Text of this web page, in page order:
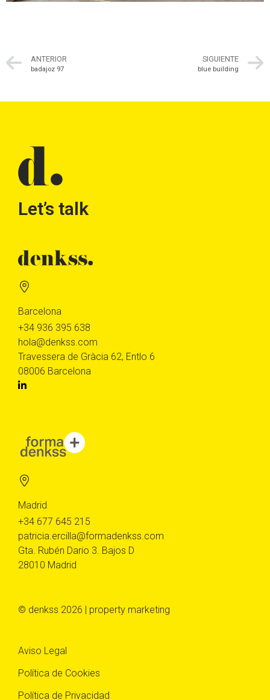
ANTERIOR
badajoz 97
SIGUIENTE
blue building
Let’s talk
Barcelona
+34 936 395 638
hola@denkss.com
Travessera de Gràcia 62, Entlo 6
08006 Barcelona
Madrid
+34 677 645 215
patricia.ercilla@formadenkss.com
Gta. Rubén Dario 3. Bajos D
28010 Madrid
© denkss 2026 | property marketing
Aviso Legal
Política de Cookies
Política de Privacidad